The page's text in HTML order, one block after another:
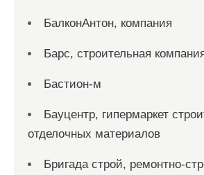
БалконАнтон, компания
Барс, строительная
Бастион-м
Бауцентр, гипермаркет
отделочных материалов
Бригада строй, ремонтно-